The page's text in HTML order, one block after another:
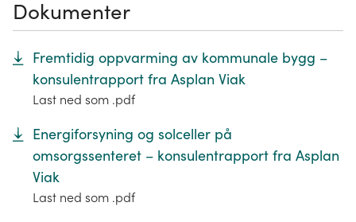
Dokumenter
Fremtidig oppvarming av kommunale bygg –
konsulentrapport fra Asplan Viak
Last ned som .pdf
Energiforsyning og solceller på
omsorgssenteret – konsulentrapport fra Asplan
Viak
Last ned som .pdf